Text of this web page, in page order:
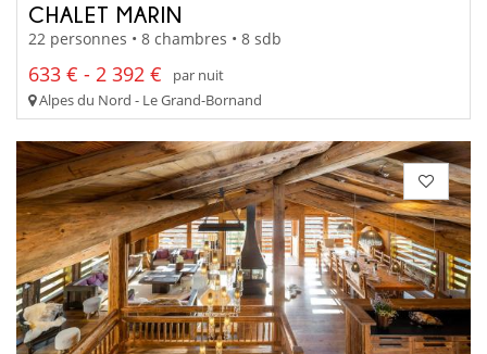
CHALET MARIN
22 personnes • 8 chambres • 8 sdb
633 € - 2 392 €
par nuit
Alpes du Nord - Le Grand-Bornand